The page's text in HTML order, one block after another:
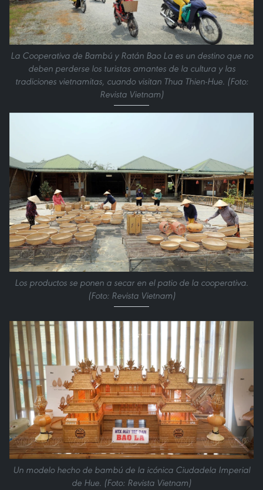
La Cooperativa de Bambú y Ratán Bao La es un destino que no
deben perderse los turistas amantes de la cultura y las
tradiciones vietnamitas, cuando visitan Thua Thien-Hue. (Foto:
Revista Vietnam)
Los productos se ponen a secar en el patio de la cooperativa.
(Foto: Revista Vietnam)
Un modelo hecho de bambú de la icónica Ciudadela Imperial
de Hue. (Foto: Revista Vietnam)